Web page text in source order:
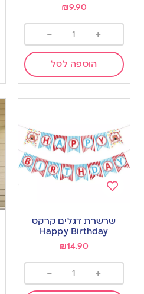
₪9.90
+
-
הוספה לסל
to
wishlist
שרשרת דגלים קרקס
Happy Birthday
₪14.90
+
-